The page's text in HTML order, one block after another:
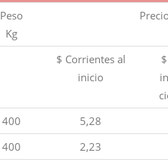
Peso
Kg
$ Corrientes al
inicio
400
5,28
400
2,23